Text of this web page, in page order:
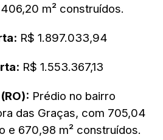
m² construídos.
R$ 1.897.033,94
R$ 1.553.367,13
Prédio no bairro
das Graças, com 705,04
e 670,98 m² construídos.